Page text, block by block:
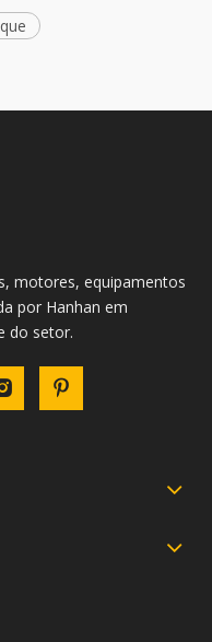
motores, equipamentos
por Hanhan em
do setor.